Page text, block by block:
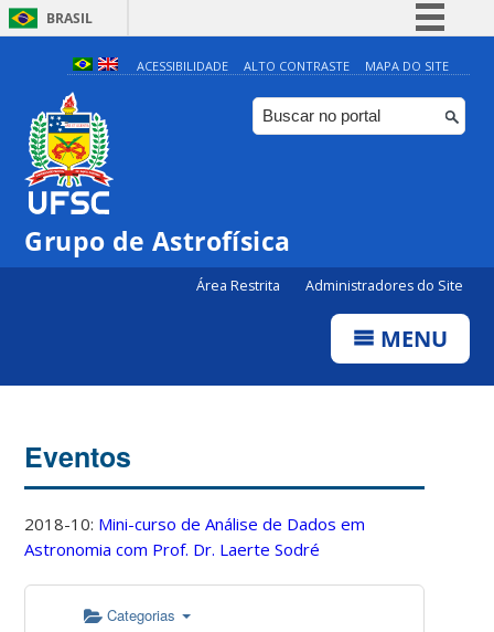
BRASIL
Simplifique!
Comunica BR
Participe
ACESSIBILIDADE ALTO CONTRASTE MAPA DO SITE
Grupo de Astrofísica
Área Restrita Administradores do Site
MENU
Eventos
2018-10: Mini-curso de Análise de Dados em
Astronomia com Prof. Dr. Laerte Sodré
Categorias